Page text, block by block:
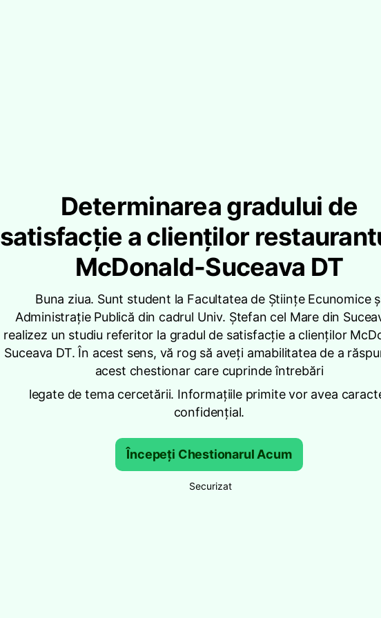
Determinarea gradului de
satisfacție a clienților
McDonald-Suceava DT
Buna ziua. Sunt student la Facultatea de Științe Ecunomice
Administrație Publică din cadrul Univ. Ștefan cel Mare din
realizez un studiu referitor la gradul de satisfacție a clienților
Suceava DT. În acest sens, vă rog să aveți amabilitatea de a
acest chestionar care cuprinde întrebări
legate de tema cercetării. Informațiile primite vor avea
confidențial.
Începeți Chestionarul Acum
Securizat